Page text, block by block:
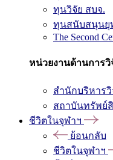
ทุนวิจัย สบจ.
ทุนสนับสนุนยุ
The Second
หน่วยงานด้านการวิ
สำนักบริหารวิ
สถาบันทรัพย์
ชีวิตในจุฬาฯ
ย้อนกลับ
ชีวิตในจุฬาฯ